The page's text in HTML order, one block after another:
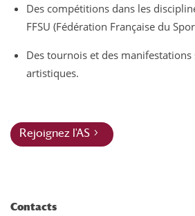
Des compétitions dans les
FFSU (Fédération Française du
Des tournois et des
artistiques.
Rejoignez l'AS
Contacts